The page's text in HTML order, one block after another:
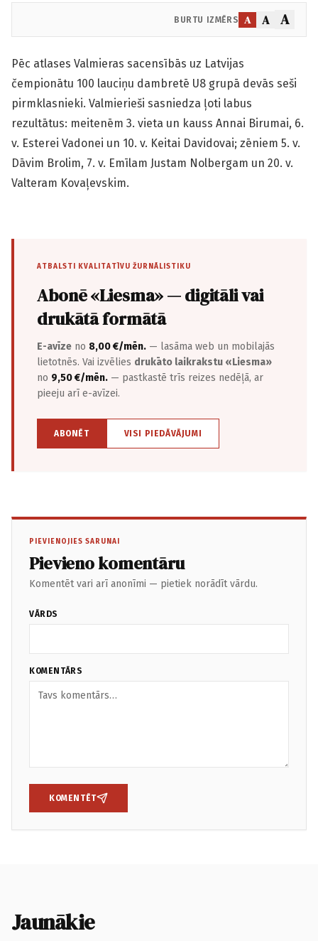
BURTU IZMĒRS A A A
Pēc atlases Valmieras sacensībās uz Latvijas
čempionātu 100 lauciņu dambretē U8 grupā devās seši
pirmklasnieki. Valmierieši sasniedza ļoti labus
rezultātus: meitenēm 3. vieta un kauss Annai Birumai, 6.
v. Esterei Vadonei un 10. v. Keitai Davidovai; zēniem 5. v.
Dāvim Brolim, 7. v. Emīlam Justam Nolbergam un 20. v.
Valteram Kovaļevskim.
ATBALSTI KVALITATĪVU ŽURNĀLISTIKU
Abonē «Liesma» — digitāli vai
drukātā formātā
E-avīze no 8,00 €/mēn. — lasāma web un mobilajās
lietotnēs. Vai izvēlies drukāto laikrakstu «Liesma»
no 9,50 €/mēn. — pastkastē trīs reizes nedēļā, ar
pieeju arī e-avīzei.
ABONĒT VISI PIEDĀVĀJUMI
PIEVIENOJIES SARUNAI
Pievieno komentāru
Komentēt vari arī anonīmi — pietiek norādīt vārdu.
VĀRDS
KOMENTĀRS
KOMENTĒT
Jaunākie